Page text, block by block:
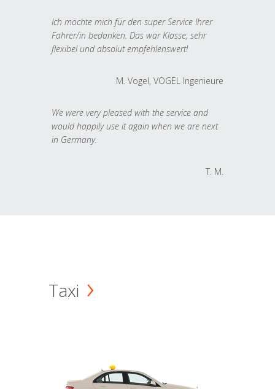
Ich möchte mich für den super Service Ihrer
Fahrer/in bedanken. Das war Klasse, sehr
flexibel und absolut empfehlenswert!
M. Vogel, VOGEL Ingenieure
We were very pleased with the service and
would happily use it again when we are next
in Germany.
T. M.
Taxi